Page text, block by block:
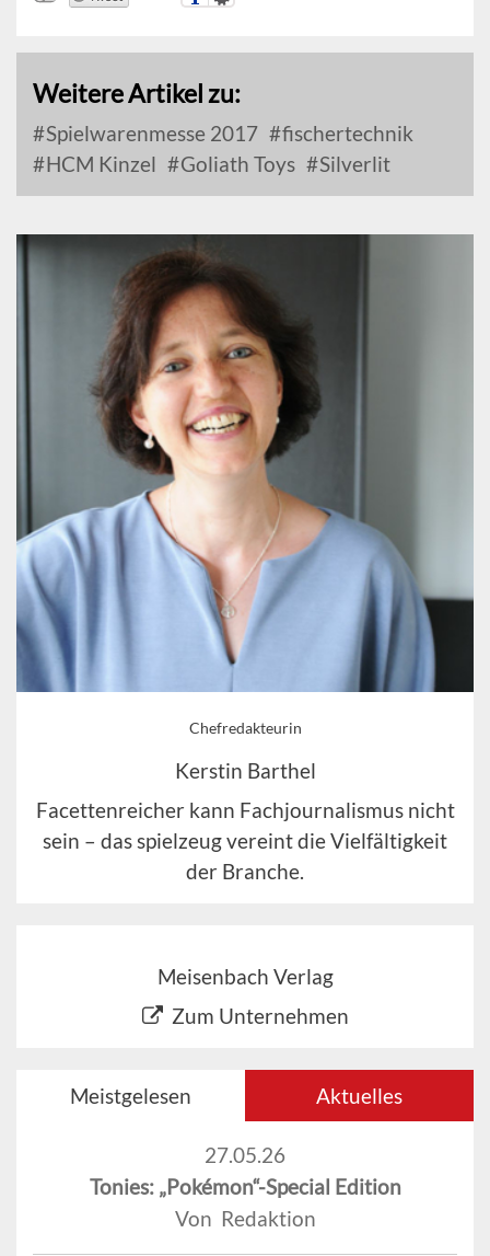
Weitere Artikel zu:
Spielwarenmesse 2017
fischertechnik
HCM Kinzel
Goliath Toys Silverlit
Chefredakteurin
Kerstin Barthel
Facettenreicher kann Fachjournalismus nicht
sein – das spielzeug vereint die Vielfältigkeit
der Branche.
Meisenbach Verlag
Zum Unternehmen
Meistgelesen Aktuelles
27.05.26
Tonies: „Pokémon“-Special Edition
Von Redaktion